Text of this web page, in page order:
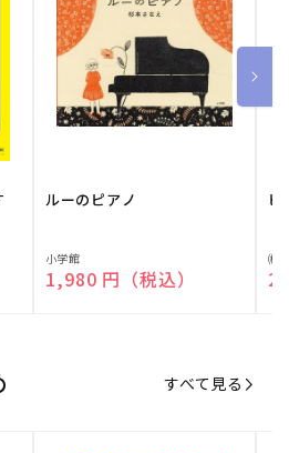
ルーのピアノ
販
売
小学館
通常価格
1,980 円（税込）
ピ
販
売
㈱
すべて見る